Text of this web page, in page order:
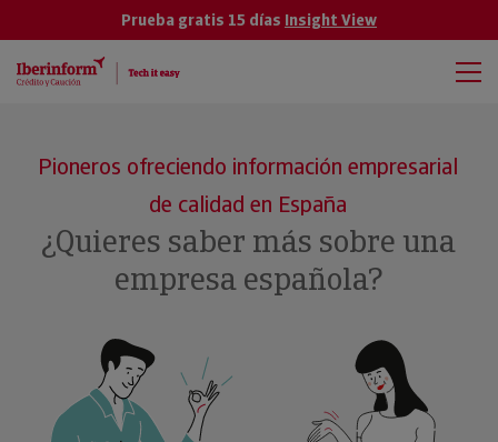
Prueba gratis 15 días Insight View
Pioneros ofreciendo información empresarial
de calidad en España
¿Quieres saber más sobre una
empresa española?